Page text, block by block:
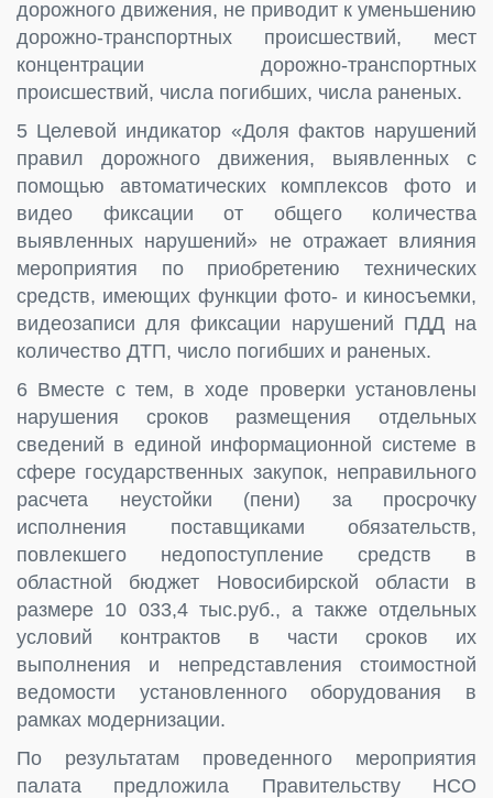
дорожного движения, не приводит к уменьшению
дорожно-транспортных происшествий, мест
концентрации дорожно-транспортных
происшествий, числа погибших, числа раненых.
5 Целевой индикатор «Доля фактов нарушений
правил дорожного движения, выявленных с
помощью автоматических комплексов фото и
видео фиксации от общего количества
выявленных нарушений» не отражает влияния
мероприятия по приобретению технических
средств, имеющих функции фото- и киносъемки,
видеозаписи для фиксации нарушений ПДД на
количество ДТП, число погибших и раненых.
6 Вместе с тем, в ходе проверки установлены
нарушения сроков размещения отдельных
сведений в единой информационной системе в
сфере государственных закупок, неправильного
расчета неустойки (пени) за просрочку
исполнения поставщиками обязательств,
повлекшего недопоступление средств в
областной бюджет Новосибирской области в
размере 10 033,4 тыс.руб., а также отдельных
условий контрактов в части сроков их
выполнения и непредставления стоимостной
ведомости установленного оборудования в
рамках модернизации.
По результатам проведенного мероприятия
палата предложила Правительству НСО